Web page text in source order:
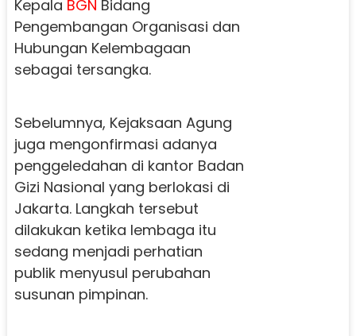
Kepala BGN Bidang
Pengembangan Organisasi dan
Hubungan Kelembagaan
sebagai tersangka.
Sebelumnya, Kejaksaan Agung
juga mengonfirmasi adanya
penggeledahan di kantor Badan
Gizi Nasional yang berlokasi di
Jakarta. Langkah tersebut
dilakukan ketika lembaga itu
sedang menjadi perhatian
publik menyusul perubahan
susunan pimpinan.